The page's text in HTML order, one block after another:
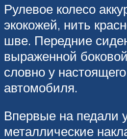
Рулевое колесо
экокожей, нить
шве. Передние
выраженной
словно у
автомобиля.
Впервые на педали
металлические